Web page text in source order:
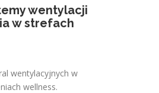
wentylacji
w strefach
wentylacyjnych w
wellness.